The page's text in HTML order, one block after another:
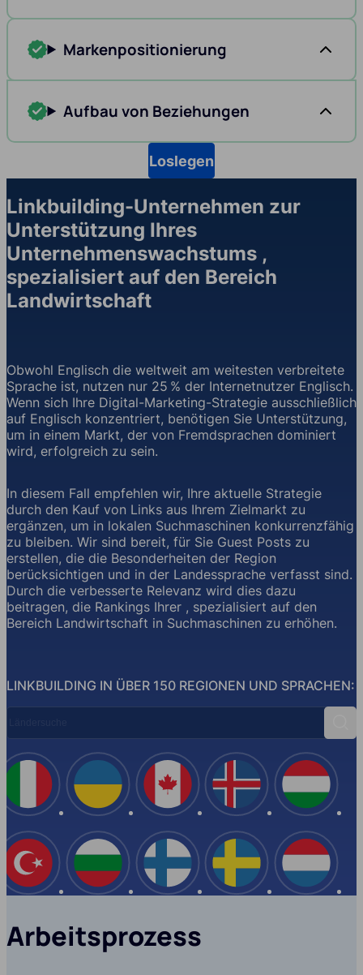
Markenpositionierung
Aufbau von Beziehungen
Loslegen
Linkbuilding-Unternehmen zur
Unterstützung Ihres
Unternehmenswachstums ,
spezialisiert auf den Bereich
Landwirtschaft
LINKBUILDING IN ÜBER 150 REGIONEN UND SPRACHEN:
Obwohl Englisch die weltweit am weitesten verbreitete
Sprache ist, nutzen nur 25 % der Internetnutzer Englisch.
Wenn sich Ihre Digital-Marketing-Strategie ausschließlich
auf Englisch konzentriert, benötigen Sie Unterstützung,
um in einem Markt, der von Fremdsprachen dominiert
wird, erfolgreich zu sein.
In diesem Fall empfehlen wir, Ihre aktuelle Strategie
durch den Kauf von Links aus Ihrem Zielmarkt zu
ergänzen, um in lokalen Suchmaschinen konkurrenzfähig
zu bleiben. Wir sind bereit, für Sie Guest Posts zu
erstellen, die die Besonderheiten der Region
berücksichtigen und in der Landessprache verfasst sind.
Durch die verbesserte Relevanz wird dies dazu
beitragen, die Rankings Ihrer , spezialisiert auf den
Bereich Landwirtschaft in Suchmaschinen zu erhöhen.
Spanien
USA
Italien
Türkei
Ukraine
Bulgarien
Kanada
Finnland
Island
Arbeitsprozess